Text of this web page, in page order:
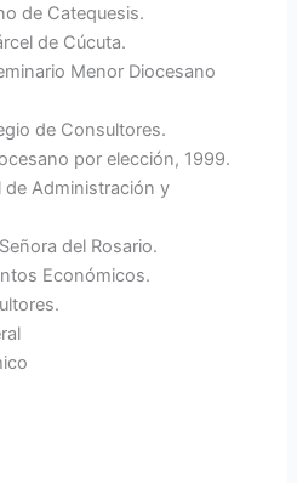
de Catequesis.
de Cúcuta.
Menor Diocesano
de Consultores.
por elección, 1999.
de Administración y
del Rosario.
Económicos.